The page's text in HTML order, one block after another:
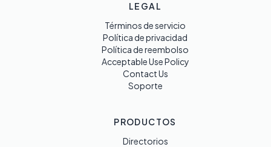
LEGAL
Términos de servicio
Política de privacidad
Política de reembolso
Acceptable Use Policy
Contact Us
Soporte
PRODUCTOS
Directorios